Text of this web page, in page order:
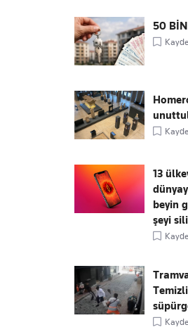
50 BİN
13
beyin
şeyi